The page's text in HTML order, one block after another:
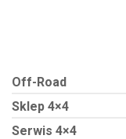
Off-Road
Sklep 4×4
Serwis 4×4